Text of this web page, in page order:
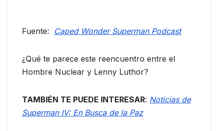
Fuente: Caped Wonder Superman Podcast
¿Qué te parece este reencuentro entre el
Hombre Nuclear y Lenny Luthor?
TAMBIÉN TE PUEDE INTERESAR: Noticias de
Superman IV: En Busca de la Paz